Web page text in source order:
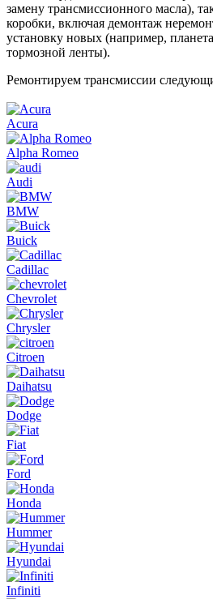
замену трансмиссионного масла),
коробки, включая демонтаж
установку новых (например,
тормозной ленты).
Ремонтируем трансмиссии
Acura
Alpha Romeo
Audi
BMW
Buick
Cadillac
Chevrolet
Chrysler
Citroen
Daihatsu
Dodge
Fiat
Ford
Honda
Hummer
Hyundai
Infiniti